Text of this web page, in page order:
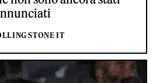
STONE IT